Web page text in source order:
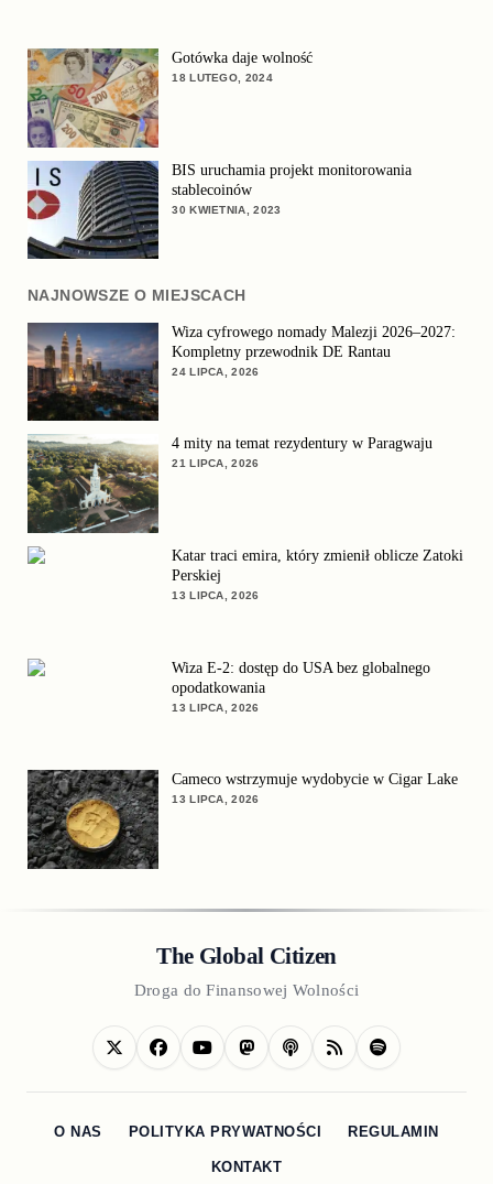
Gotówka daje wolność
18 LUTEGO, 2024
BIS uruchamia projekt monitorowania
stablecoinów
30 KWIETNIA, 2023
NAJNOWSZE O MIEJSCACH
Wiza cyfrowego nomady Malezji 2026–2027:
Kompletny przewodnik DE Rantau
24 LIPCA, 2026
4 mity na temat rezydentury w Paragwaju
21 LIPCA, 2026
Katar traci emira, który zmienił oblicze Zatoki
Perskiej
13 LIPCA, 2026
Wiza E-2: dostęp do USA bez globalnego
opodatkowania
13 LIPCA, 2026
Cameco wstrzymuje wydobycie w Cigar Lake
13 LIPCA, 2026
The Global Citizen
Droga do Finansowej Wolności
O NAS POLITYKA PRYWATNOŚCI REGULAMIN
KONTAKT